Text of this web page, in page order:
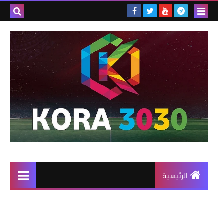
الرئيسية